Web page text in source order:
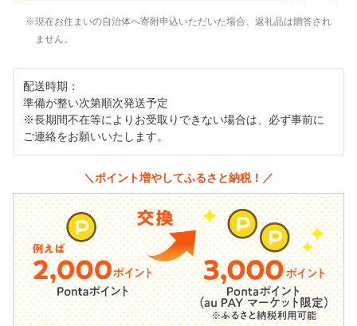
現在お住まいの自治体へ寄附申込いただいた場合、返礼品は贈答され
ません。
配送時期：
準備が整い次第順次発送予定
※長期間不在等によりお受取りできない場合は、必ず事前に
ご連絡をお願いいたします。
＼ポイント増やしてふるさと納税！／